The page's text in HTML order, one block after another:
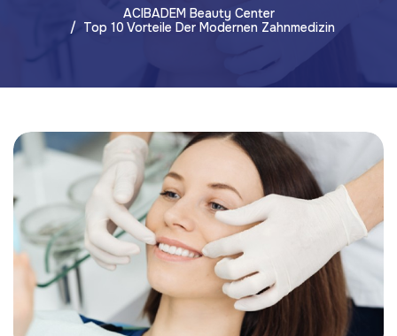
ACIBADEM Beauty Center
Top 10 Vorteile Der Modernen Zahnmedizin